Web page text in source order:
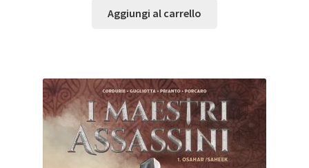
Aggiungi al carrello